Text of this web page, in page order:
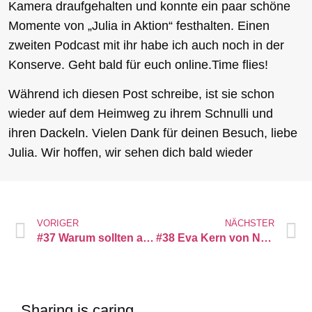
Kamera draufgehalten und konnte ein paar schöne
Momente von „Julia in Aktion“ festhalten. Einen
zweiten Podcast mit ihr habe ich auch noch in der
Konserve. Geht bald für euch online.Time flies!
Während ich diesen Post schreibe, ist sie schon
wieder auf dem Heimweg zu ihrem Schnulli und
ihren Dackeln. Vielen Dank für deinen Besuch, liebe
Julia. Wir hoffen, wir sehen dich bald wieder
VORIGER
#37 Warum sollten auch die Westernreiter einen Helm tragen? #helmhelden
NÄCHSTER
#38 Eva Kern von NeBuTec über Pferde-Inhalation